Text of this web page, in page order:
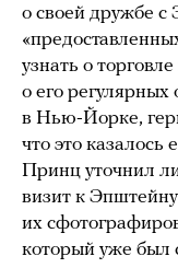
о своей дружбе
узнать о
о его
в Нью-Йорке,
что это казалось
Принц уточнил
визит к
их
который уже был